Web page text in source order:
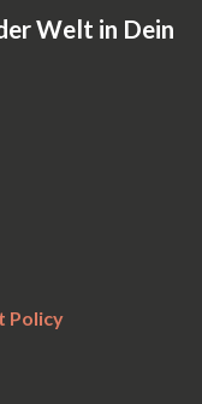
Welt in Dein
Policy